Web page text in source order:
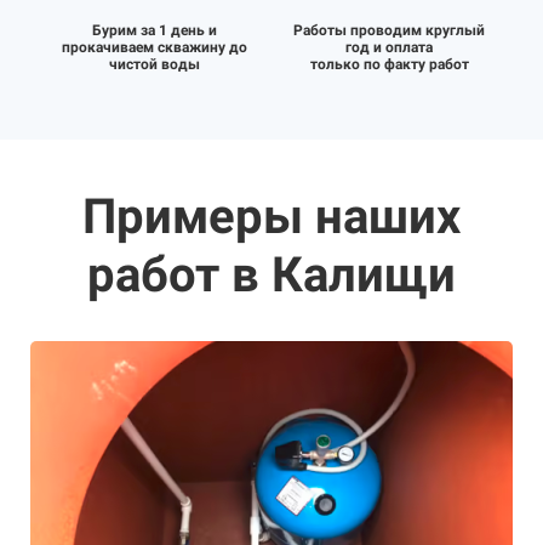
Бурим за 1 день и
прокачиваем скважину до
чистой воды
Работы проводим круглый
год и оплата
только по факту работ
Примеры наших
работ в Калищи